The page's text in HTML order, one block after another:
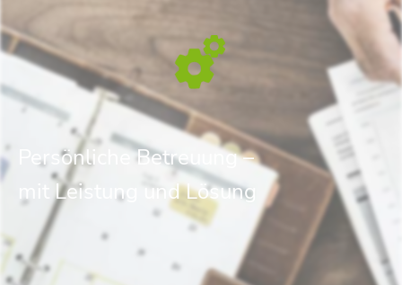
Persönliche Betreuung –
mit Leistung und Lösung